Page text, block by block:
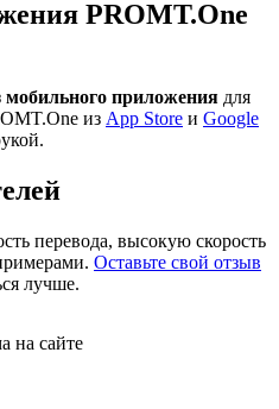
PROMT.One
мобильного приложения для
из App Store и Google
перевода, высокую скорость
Оставьте свой отзыв
лучше.
на сайте